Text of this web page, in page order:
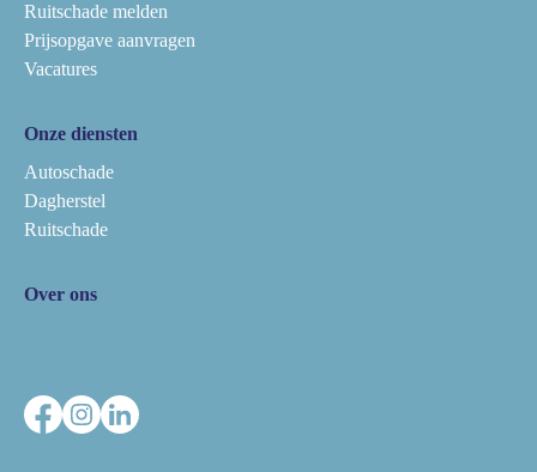
Ruitschade melden
Prijsopgave aanvragen
Vacatures
Onze diensten
Autoschade
Dagherstel
Ruitschade
Over ons